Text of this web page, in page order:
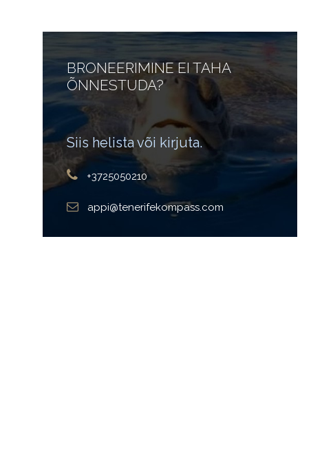
BRONEERIMINE EI TAHA
ÕNNESTUDA?
Siis helista või kirjuta.
+3725050210
appi@tenerifekompass.com